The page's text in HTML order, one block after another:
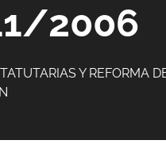
2006
Y REFORMA